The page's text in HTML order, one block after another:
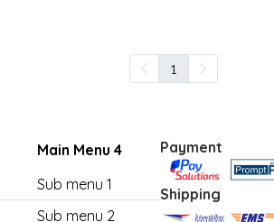
1
Main Menu 4
Sub menu 1
Sub menu 2
Payment
Shipping